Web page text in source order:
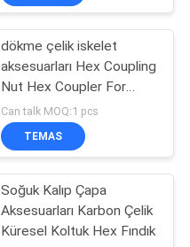
dökme çelik iskelet
aksesuarları Hex Coupling
Nut Hex Coupler For
Reinforcement Bar
Can talk MOQ:1 pcs
TEMAS
Soğuk Kalıp Çapa
Aksesuarları Karbon Çelik
Küresel Koltuk Hex Fındık